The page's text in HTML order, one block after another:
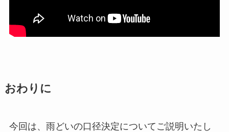
おわりに
今回は、雨どいの口径決定についてご説明いたし